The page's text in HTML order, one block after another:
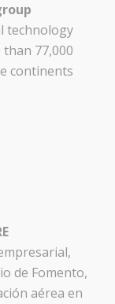
technology
77,000
continents
de Fomento,
aérea en